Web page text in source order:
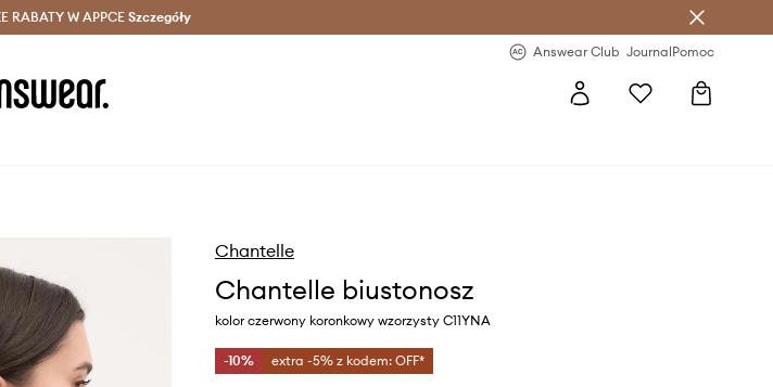
Dostawa nawet w 24h >
RABATY W APPCESzczegóły
Answear Club JournalPomoc
Chantelle
Chantelle biustonosz
kolor czerwony koronkowy wzorzysty C11YNA
-10% extra -5% z kodem: OFF*